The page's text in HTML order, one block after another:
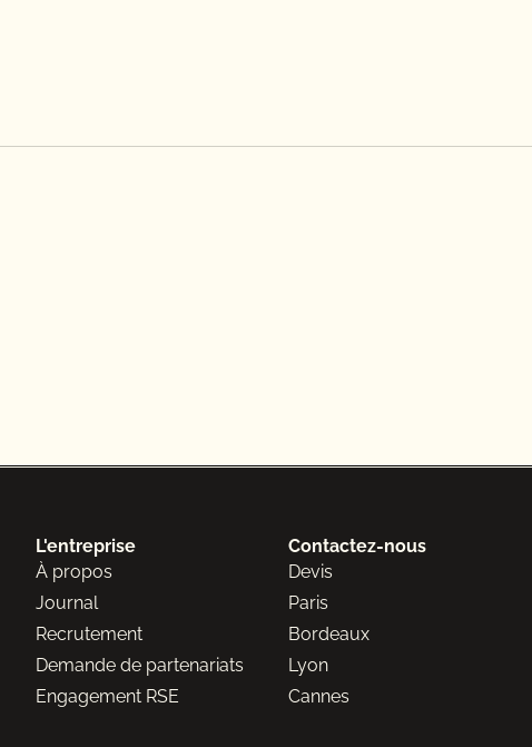
L'entreprise
À propos
Journal
Recrutement
Demande de partenariats
Engagement RSE
Contactez-nous
Devis
Paris
Bordeaux
Lyon
Cannes